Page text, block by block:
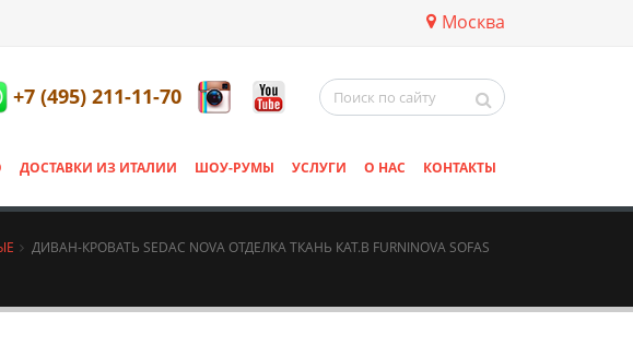
Москва
+7 (495) 211-11-70
ДОСТАВКИ ИЗ ИТАЛИИ ШОУ-РУМЫ УСЛУГИ О НАС КОНТАКТЫ
ДИВАН-КРОВАТЬ SEDAC NOVA ОТДЕЛКА ТКАНЬ КАТ.B FURNINOVA SOFAS